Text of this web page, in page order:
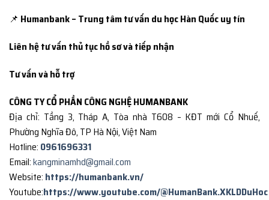
📌 Humanbank – Trung tâm tư vấn du học Hàn Quốc uy tín
Liên hệ tư vấn thủ tục hồ sơ và tiếp nhận
Tư vấn và hỗ trợ
CÔNG TY CỔ PHẦN CÔNG NGHỆ HUMANBANK
Địa chỉ: Tầng 3, Tháp A, Tòa nhà T608 – KĐT mới Cổ Nhuế,
Phường Nghĩa Đô, TP Hà Nội, Việt Nam
Hotline: 0961696331
Email:kangminamhd@gmail.com
Website: https://humanbank.vn/
Youtube:https://www.youtube.com/@HumanBank.XKLDDuHoc